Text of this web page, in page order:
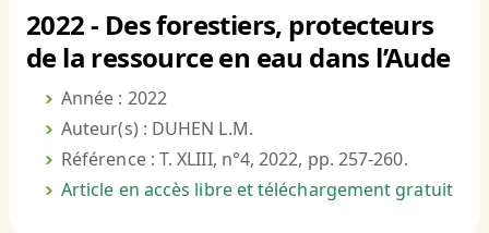
2022 - Des forestiers, protecteurs
de la ressource en eau dans l’Aude
Année : 2022
Auteur(s) : DUHEN L.M.
Référence : T. XLIII, n°4, 2022, pp. 257-260.
Article en accès libre et téléchargement gratuit